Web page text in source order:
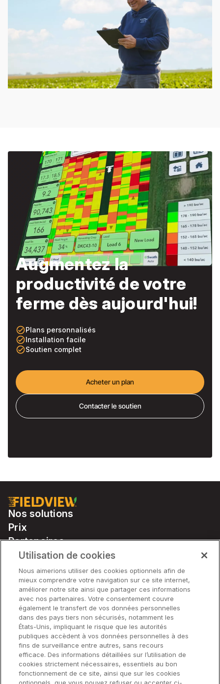
Augmentez la
productivité de votre
ferme dès aujourd'hui!
check_circle_outlinePlans personnalisés
check_circle_outlineInstallation facile
check_circle_outlineSoutien complet
Acheter un plan
Contacter le soutien
Nos solutions
Prix
Partenaires
Notre matériel
Soutien
Solutions
Matériel
Entreprise
Utilisation de cookies
Nous aimerions utiliser des cookies optionnels afin de
mieux comprendre votre navigation sur ce site internet,
améliorer notre site ainsi que partager ces informations
avec nos partenaires. Votre consentement couvre
également le transfert de vos données personnelles
dans des pays tiers non sécurisés, notamment les
États-Unis, impliquant le risque que les autorités
publiques accèdent à vos données personnelles à des
fins de surveillance entre autres, sans recours
efficace. Des informations détaillées sur l’utilisation de
cookies strictement nécessaires, essentiels au bon
fonctionnement de ce site, ainsi que sur les cookies